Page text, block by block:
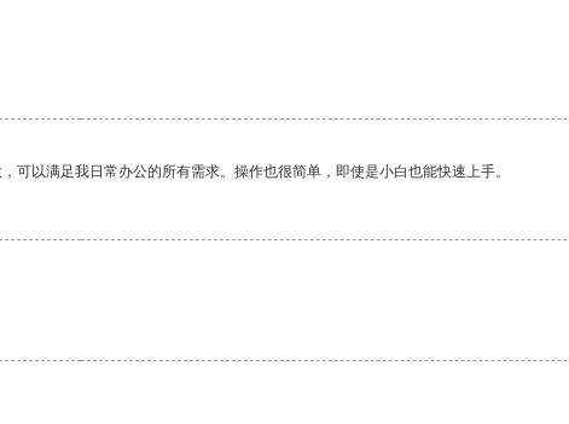
以满足我日常办公的所有需求。操作也很简单，即使是小白也能快速上手。